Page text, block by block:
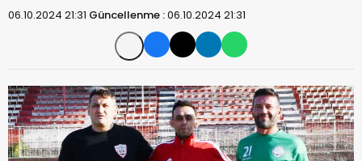
06.10.2024 21:31 Güncellenme :06.10.2024 21:31